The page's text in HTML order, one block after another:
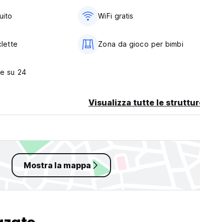
original language)
WiFi gratis
Zona da gioco per bimbi
su 24
Visualizza tutte le
Mostra la mappa